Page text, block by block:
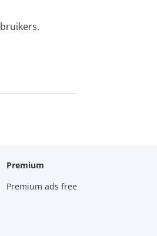
Premium
Premium ads free